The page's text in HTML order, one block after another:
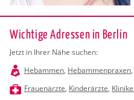
Wichtige Adressen in Berlin
Jetzt in Ihrer Nähe suchen:
Hebammen, Hebammenpraxen,
Frauenärzte, Kinderärzte,